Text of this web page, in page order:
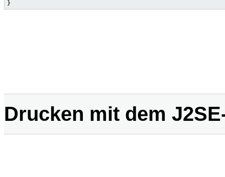
Drucken mit dem